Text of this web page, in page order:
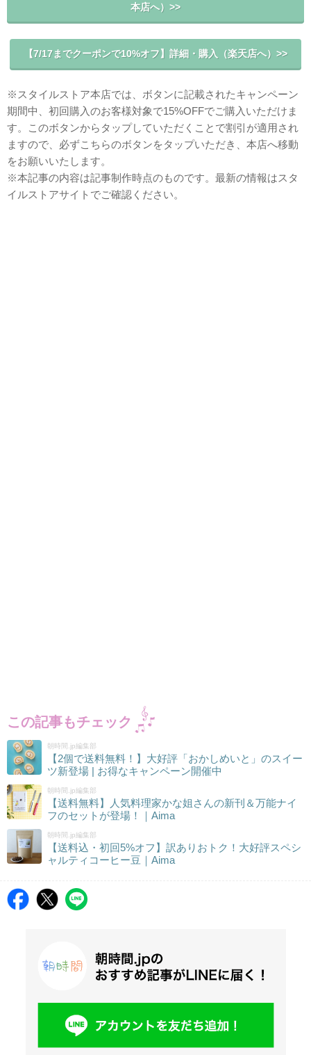
本店へ）>>
【7/17までクーポンで10%オフ】詳細・購入（楽天店へ）>>
※スタイルストア本店では、ボタンに記載されたキャンペーン
期間中、初回購入のお客様対象で15%OFFでご購入いただけま
す。このボタンからタップしていただくことで割引が適用され
ますので、必ずこちらのボタンをタップいただき、本店へ移動
をお願いいたします。
※本記事の内容は記事制作時点のものです。最新の情報はスタ
イルストアサイトでご確認ください。
この記事もチェック
朝時間.jp編集部
【2個で送料無料！】大好評「おかしめいと」のスイー
ツ新登場 | お得なキャンペーン開催中
朝時間.jp編集部
【送料無料】人気料理家かな姐さんの新刊＆万能ナイ
フのセットが登場！｜Aima
朝時間.jp編集部
【送料込・初回5%オフ】訳ありおトク！大好評スペシ
ャルティコーヒー豆｜Aima